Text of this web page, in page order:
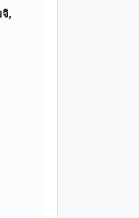
,